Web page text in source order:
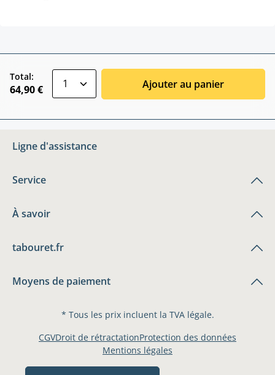
Total:
64,90 € Ajouter au panier
Ligne d'assistance
Service
À savoir
tabouret.fr
Moyens de paiement
* Tous les prix incluent la TVA légale.
CGVDroit de rétractationProtection des données
Mentions légales